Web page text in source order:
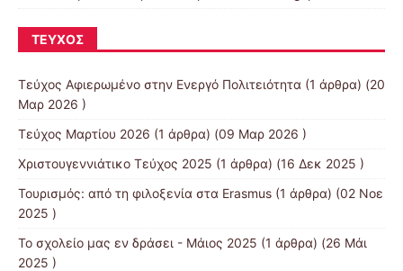
ΤΕΎΧΟΣ
Τεύχος Αφιερωμένο στην Ενεργό Πολιτειότητα (1 άρθρα) (20
Μαρ 2026 )
Τεύχος Μαρτίου 2026 (1 άρθρα) (09 Μαρ 2026 )
Χριστουγεννιάτικο Τεύχος 2025 (1 άρθρα) (16 Δεκ 2025 )
Τουρισμός: από τη φιλοξενία στα Erasmus (1 άρθρα) (02 Νοε
2025 )
Το σχολείο μας εν δράσει - Μάιος 2025 (1 άρθρα) (26 Μάι
2025 )